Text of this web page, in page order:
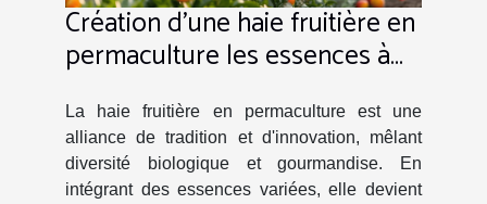
Création d'une haie fruitière en
permaculture les essences à
La haie fruitière en permaculture est une
alliance de tradition et d'innovation, mêlant
diversité biologique et gourmandise. En
intégrant des essences variées, elle devient